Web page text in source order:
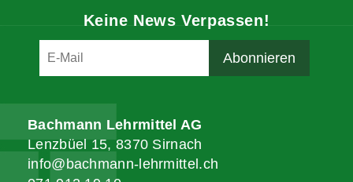
Keine News Verpassen!
Bachmann Lehrmittel AG
Lenzbüel 15, 8370 Sirnach
info@bachmann-lehrmittel.ch